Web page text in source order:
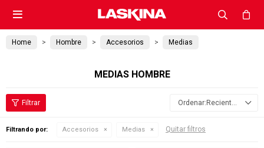

Home Hombre Accesorios Medias
MEDIAS HOMBRE
Recientes
Filtrando por: Accesorios Medias Quitar filtros